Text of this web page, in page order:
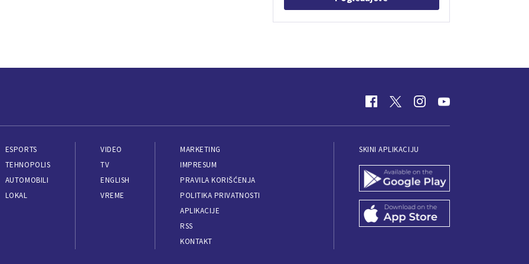
ESPORTS
TEHNOPOLIS
AUTOMOBILI
LOKAL
VIDEO
TV
ENGLISH
VREME
MARKETING
IMPRESUM
PRAVILA KORIŠĆENJA
POLITIKA PRIVATNOSTI
APLIKACIJE
RSS
KONTAKT
SKINI APLIKACIJU